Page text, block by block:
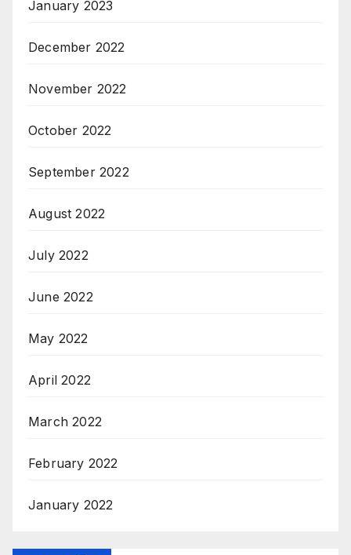
January 2023
December 2022
November 2022
October 2022
September 2022
August 2022
July 2022
June 2022
May 2022
April 2022
March 2022
February 2022
January 2022